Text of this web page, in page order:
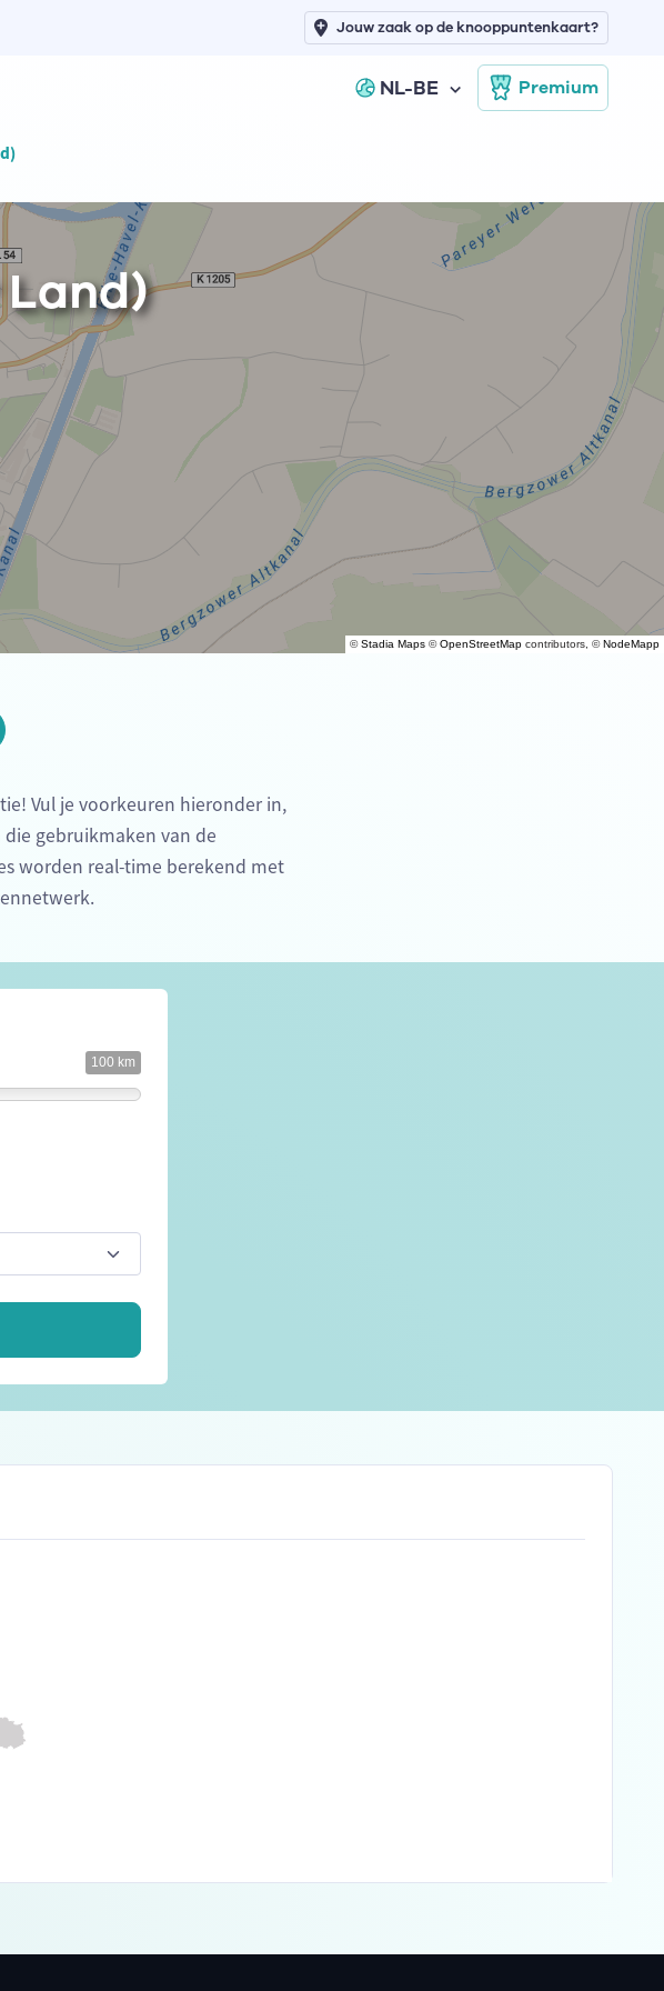
NL-BE Premium
Jouw zaak op de knooppuntenkaart?
©Stadia Maps ©OpenStreetMap contributors, ©NodeMapp
Vul je voorkeuren hieronder in,
gebruikmaken van de
worden real-time berekend met
100 km